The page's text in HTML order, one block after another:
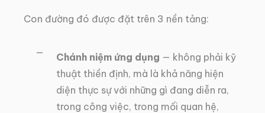
Con đường đó được đặt trên 3 nền tảng:
Chánh niệm ứng dụng — không phải kỹ
thuật thiền định, mà là khả năng hiện
diện thực sự với những gì đang diễn ra,
trong công việc, trong mối quan hệ,